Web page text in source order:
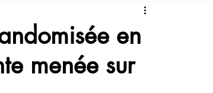
en
menée sur